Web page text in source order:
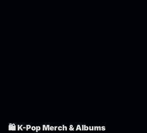
🛍️ K-Pop Merch & Albums